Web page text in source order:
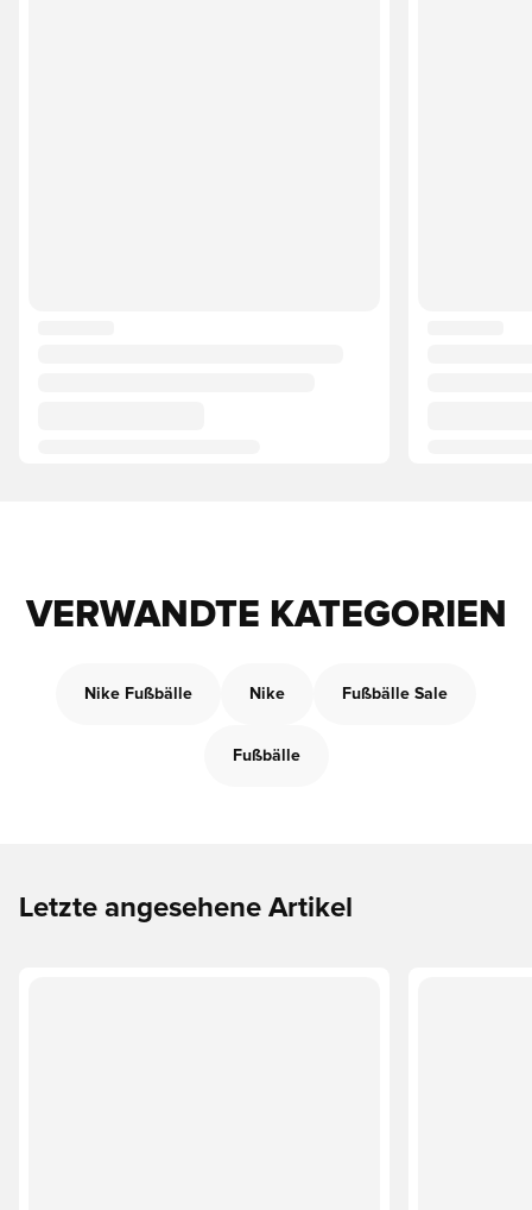
VERWANDTE KATEGORIEN
Nike Fußbälle Nike Fußbälle Sale
Fußbälle
Letzte angesehene Artikel